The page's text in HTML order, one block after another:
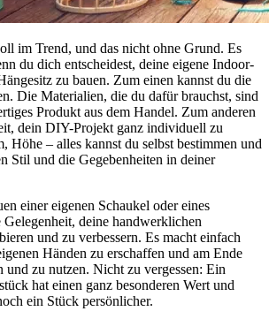
im Trend, und das nicht ohne Grund. Es
du dich entscheidest, deine eigene Indoor-
zu bauen. Zum einen kannst du die
Die Materialien, die du dafür brauchst, sind
Produkt aus dem Handel. Zum anderen
dein DIY-Projekt ganz individuell zu
Höhe – alles kannst du selbst bestimmen und
Stil und die Gegebenheiten in deiner
einer eigenen Schaukel oder eines
Gelegenheit, deine handwerklichen
und zu verbessern. Es macht einfach
Händen zu erschaffen und am Ende
und zu nutzen. Nicht zu vergessen: Ein
hat einen ganz besonderen Wert und
ein Stück persönlicher.